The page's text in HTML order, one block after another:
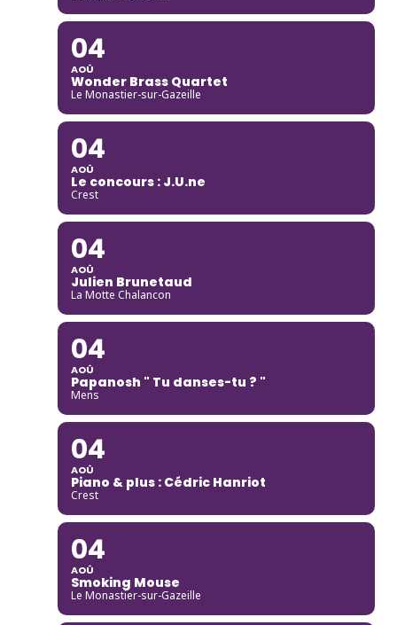
04
AOÛ
Wonder Brass Quartet
Le Monastier-sur-Gazeille
04
AOÛ
Le concours : J.U.ne
Crest
04
AOÛ
Julien Brunetaud
La Motte Chalancon
04
AOÛ
Papanosh " Tu danses-tu ? "
Mens
04
AOÛ
Piano & plus : Cédric Hanriot
Crest
04
AOÛ
Smoking Mouse
Le Monastier-sur-Gazeille